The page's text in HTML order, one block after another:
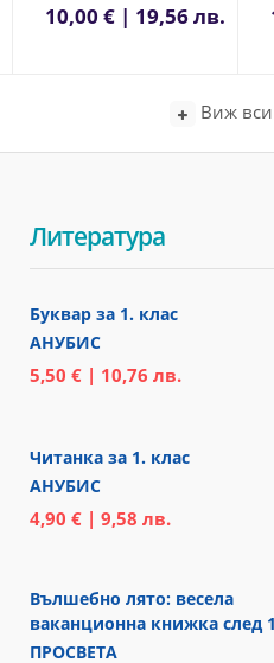
10,00 € | 19,56 лв.
Виж
Литература
Буквар за 1. клас
АНУБИС
5,50 € | 10,76 лв.
Читанка за 1. клас
АНУБИС
4,90 € | 9,58 лв.
Вълшебно лято: весела
ваканционна книжка след
ПРОСВЕТА